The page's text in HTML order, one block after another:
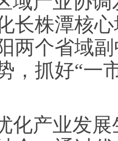
长株潭核
两个省域
，抓好“一
化产业发